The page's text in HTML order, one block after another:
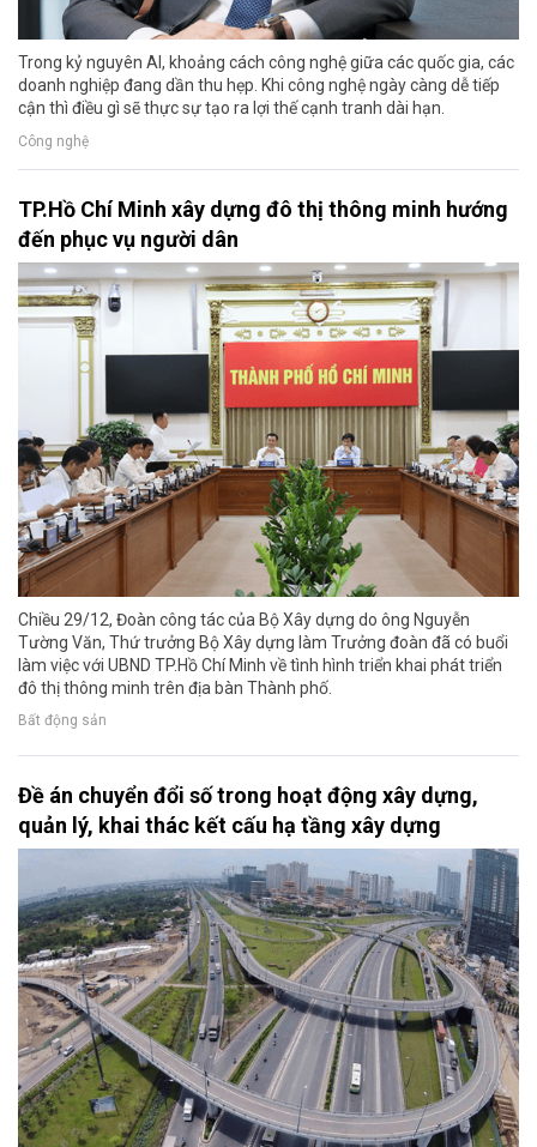
Trong kỷ nguyên AI, khoảng cách công nghệ giữa các quốc gia, các
doanh nghiệp đang dần thu hẹp. Khi công nghệ ngày càng dễ tiếp
cận thì điều gì sẽ thực sự tạo ra lợi thế cạnh tranh dài hạn.
Công nghệ
TP.Hồ Chí Minh xây dựng đô thị thông minh hướng
đến phục vụ người dân
Chiều 29/12, Đoàn công tác của Bộ Xây dựng do ông Nguyễn
Tường Văn, Thứ trưởng Bộ Xây dựng làm Trưởng đoàn đã có buổi
làm việc với UBND TP.Hồ Chí Minh về tình hình triển khai phát triển
đô thị thông minh trên địa bàn Thành phố.
Bất động sản
Đề án chuyển đổi số trong hoạt động xây dựng,
quản lý, khai thác kết cấu hạ tầng xây dựng